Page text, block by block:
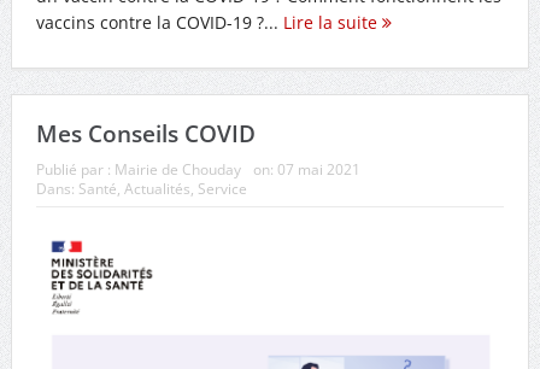
vaccins contre la COVID-19 ?... Lire la suite
Mes Conseils COVID
Publié par : Mairie de Chouday on: 07 mai 2021
Dans: Santé, Actualités, Service